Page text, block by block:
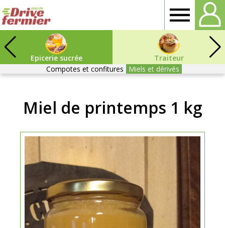
Fermier
Avallon
Epicerie sucrée
Traiteur
Compotes et confitures
Miels et dérivés
Miel de printemps 1 kg